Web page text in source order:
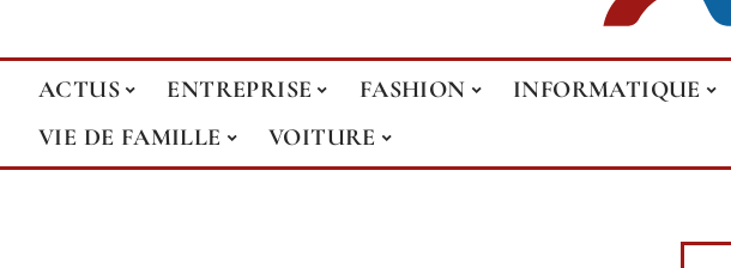
ACTUS ENTREPRISE FASHION INFORMATIQUE
VIE DE FAMILLE
VOITURE